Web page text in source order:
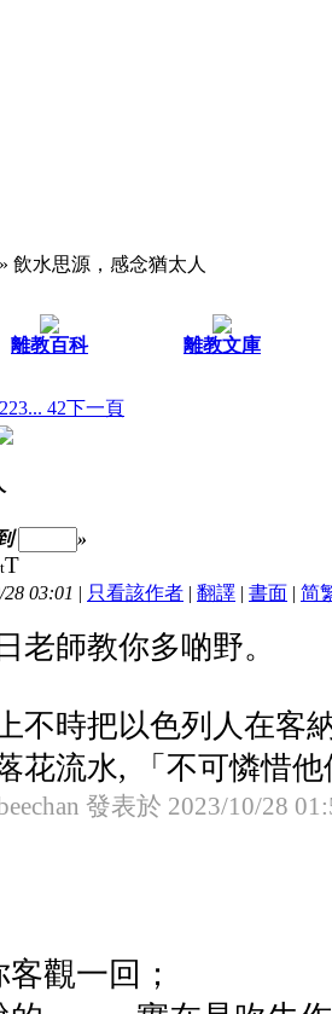
» 飲水思源，感念猶太人
離教百科 離教文庫
23... 42下一頁
»
tT
03:01 | 只看該作者 | 翻譯 | 書面 | 简
老師教你多啲野。
不時把以色列人在客
花流水, 「不可憐惜他
發表於 2023/10/28
觀一回；